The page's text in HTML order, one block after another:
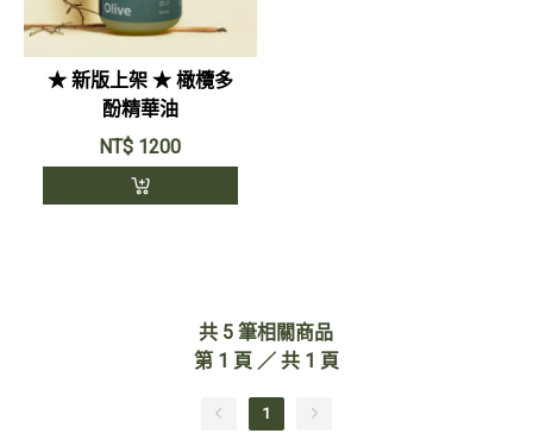
★ 新版上架 ★ 橄欖多
酚精華油
NT$ 1200
共 5 筆相關商品
第 1 頁 ／ 共 1 頁
1